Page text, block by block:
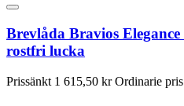
Brevlåda Bravios
rostfri lucka
Prissänkt 1 615,50 kr Ordinarie pris